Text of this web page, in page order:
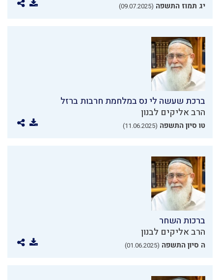
יג תמוז התשפה (09.07.2025)
ברכת שעשה לי נס במלחמת חרבות ברזל
הרב אליקים לבנון
טו סיון התשפה (11.06.2025)
ברכות השחר
הרב אליקים לבנון
ה סיון התשפה (01.06.2025)